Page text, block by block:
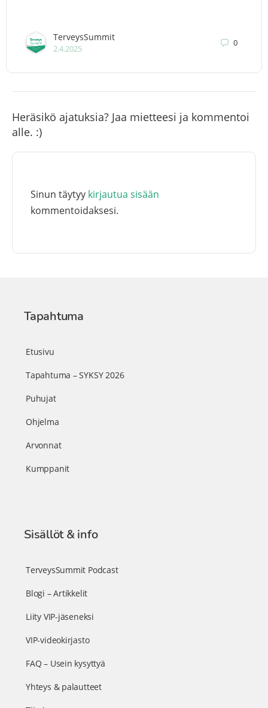
TerveysSummit
2.4.2025
0
Heräsikö ajatuksia? Jaa mietteesi ja kommentoi
alle. :)
Sinun täytyy kirjautua sisään
kommentoidaksesi.
Tapahtuma
Etusivu
Tapahtuma – SYKSY 2026
Puhujat
Ohjelma
Arvonnat
Kumppanit
Sisällöt & info
TerveysSummit Podcast
Blogi – Artikkelit
Liity VIP-jäseneksi
VIP-videokirjasto
FAQ – Usein kysyttyä
Yhteys & palautteet